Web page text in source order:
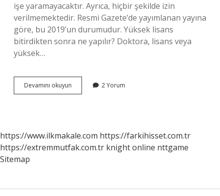
işe yaramayacaktır. Ayrıca, hiçbir şekilde izin
verilmemektedir. Resmi Gazete’de yayımlanan yayına
göre, bu 2019’un durumudur. Yüksek lisans
bitirdikten sonra ne yapılır? Doktora, lisans veya
yüksek…
Devamını okuyun
Lisansı
2 Yorum
https://www.ilkmakale.com https://farkihisset.com.tr
https://extremmutfak.com.tr knight online nttgame
Sitemap